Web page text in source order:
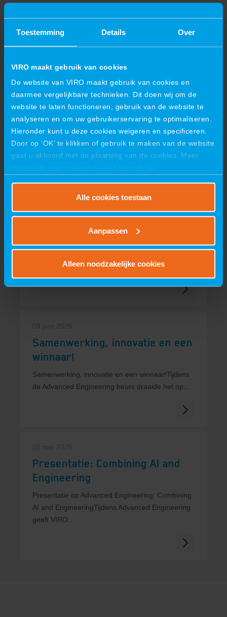
Toestemming Details Over
VIRO maakt gebruik van cookies
De website van VIRO maakt gebruik van cookies en
daarmee vergelijkbare technieken. Dit doen wij om de
website te laten functioneren, gebruik van de website te
analyseren en om uw gebruikerservaring te optimaliseren.
Hieronder kunt u deze cookies weigeren en specificeren.
Door op ‘OK’ te klikken of gebruik te maken van de website
gaat u akkoord met de plaatsing van de cookies. Meer
informatie over cookies en het gebruik van
Alle cookies toestaan
Aanpassen
Alleen noodzakelijke cookies
Meer nieuws
VIRO ontwikkelt, produceert en
certificeert speciale machines
voor specifieke procesvereisten
VIRO ontwikkelt, produceert en certificeert
speciale machines voor specifieke
procesvereistenStandaardmachines die in...
VIRO viert succesvolle première
op ILA Berlin 2026
2026Eerste deelname aan de toonaangevende...
Samenwerking, innovatie en een
winnaar!
Samenwerking, innovatie en een winnaar!Tijdens
de Advanced Engineering beurs draaide het op...
Presentatie: Combining AI and
Engineering
Presentatie op Advanced Engineering: Combining
AI and EngineeringTijdens Advanced Engineering
geeft VIRO...